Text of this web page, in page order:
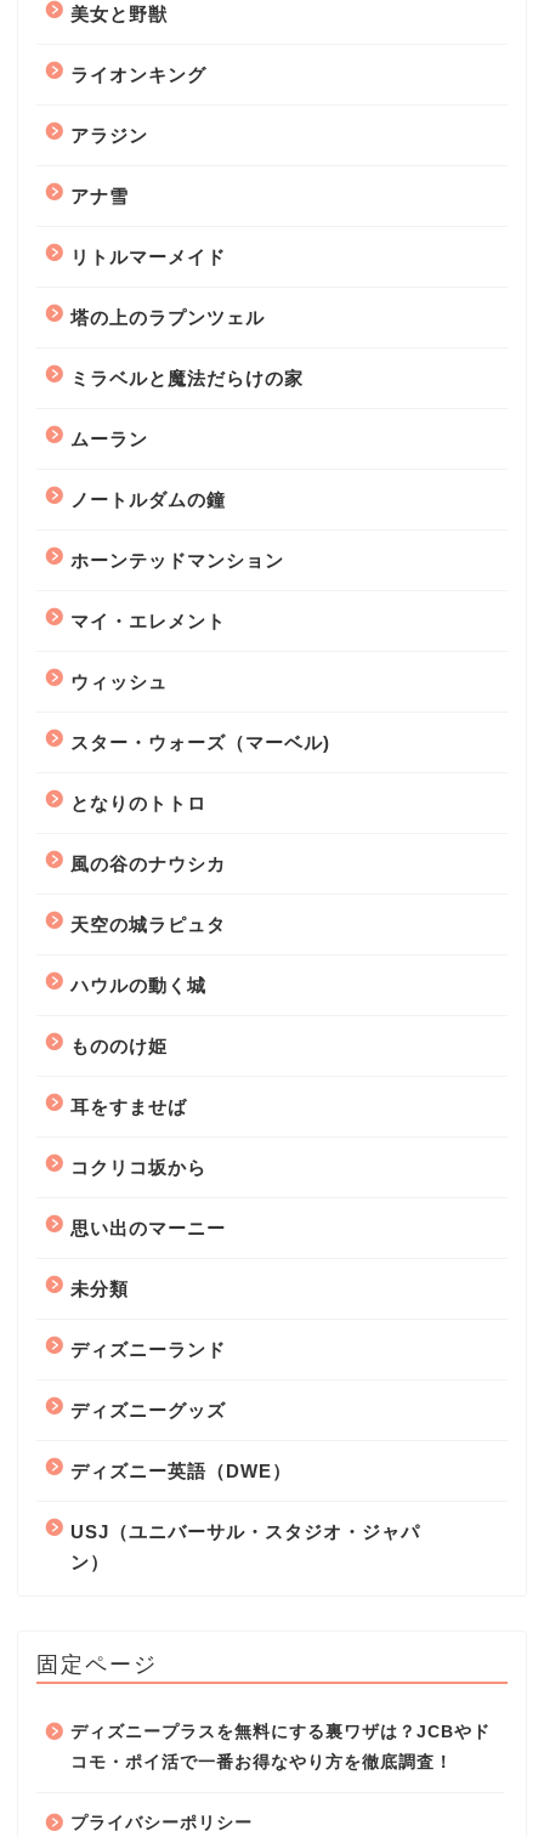
美女と野獣
ライオンキング
アラジン
アナ雪
リトルマーメイド
塔の上のラプンツェル
ミラベルと魔法だらけの家
ムーラン
ノートルダムの鐘
ホーンテッドマンション
マイ・エレメント
ウィッシュ
スター・ウォーズ（マーベル)
となりのトトロ
風の谷のナウシカ
天空の城ラピュタ
ハウルの動く城
もののけ姫
耳をすませば
コクリコ坂から
思い出のマーニー
未分類
ディズニーランド
ディズニーグッズ
ディズニー英語（DWE）
USJ（ユニバーサル・スタジオ・ジャパ
ン）
固定ページ
ディズニープラスを無料にする裏ワザは？JCBやド
コモ・ポイ活で一番お得なやり方を徹底調査！
プライバシーポリシー